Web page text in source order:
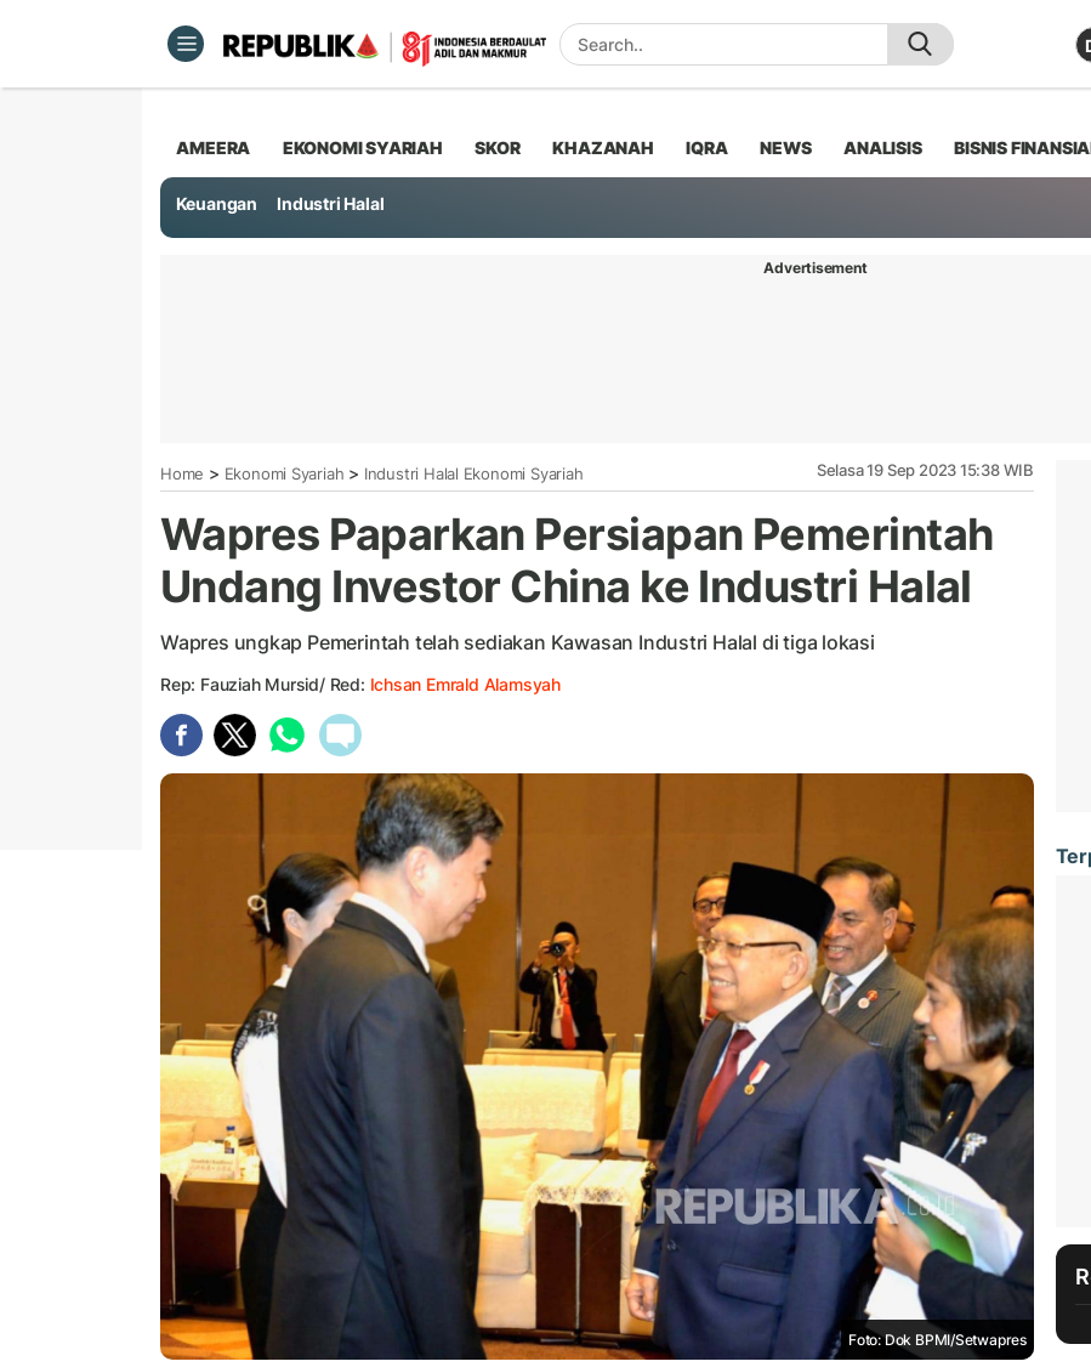
AMEERA EKONOMI SYARIAH SKOR KHAZANAH IQRA NEWS ANALISIS BISNIS
Keuangan Industri Halal
Advertisement
Home > Ekonomi Syariah > Industri Halal Ekonomi Syariah Selasa 19 Sep 2023 15:38 WIB
Wapres Paparkan Persiapan Pemerintah
Undang Investor China ke Industri Halal
Wapres ungkap Pemerintah telah sediakan Kawasan Industri Halal di tiga lokasi
Rep: Fauziah Mursid/ Red: Ichsan Emrald Alamsyah
Foto: Dok BPMI/Setwapres